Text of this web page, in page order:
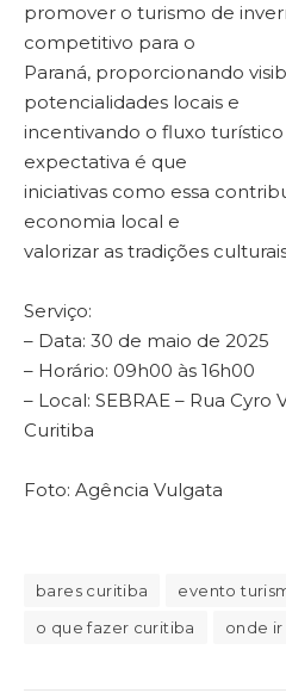
promover o turismo de
competitivo para o
Paraná, proporcionando
potencialidades locais e
incentivando o fluxo turístico
expectativa é que
iniciativas como essa
economia local e
valorizar as tradições
Serviço:
– Data: 30 de maio de 2025
– Horário: 09h00 às 16h00
– Local: SEBRAE – Rua Cyro
Curitiba
Foto: Agência Vulgata
bares curitiba
evento
o que fazer curitiba
onde